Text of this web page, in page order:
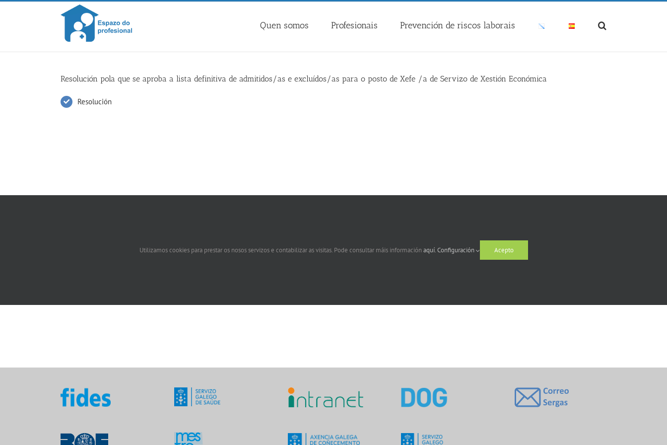
Skip
Quen somos Profesionais Prevención de riscos laborais
Resolución pola que se aproba a lista definitiva de admitidos/as e excluídos/as para o posto de Xefe /a de Servizo de Xestión Económica
Resolución
Utilizamos cookies para prestar os nosos servizos e contabilizar as visitas. Pode consultar máis información aquí.Configuración Acepto